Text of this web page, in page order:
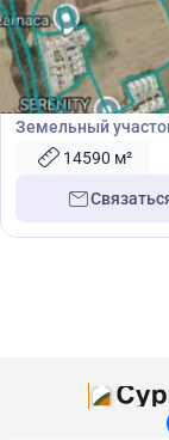
€1 500 000
Земельный
Земельный
Кипр № 39591
14590 м²